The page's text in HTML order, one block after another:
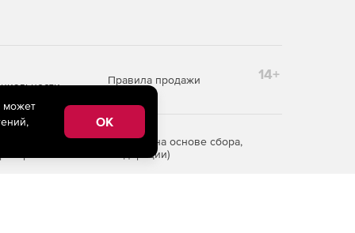
Правила продажи 14+
информации на основе сбора,
Российской Федерации)
может
OK